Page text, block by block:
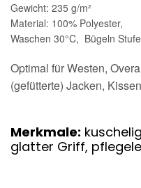
Gewicht: 235 g/m²
Material: 100% Polyester,
Waschen 30°C, Bügeln
Optimal für Westen,
(gefütterte) Jacken,
Merkmale:
glatter Griff,